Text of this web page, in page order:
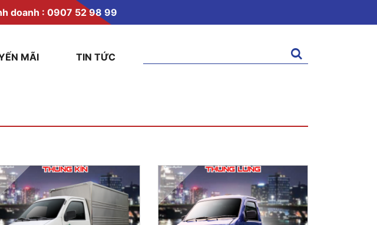
doanh : 0907 52 98 99
MÃI TIN TỨC
kiếm: